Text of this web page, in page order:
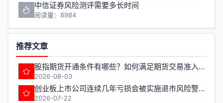
中信证券风险测评需要多长时间
阅读量：8984
推荐文章
股指期货开通条件有哪些？如何满足期货交易准入要求？
2026-08-03
创业板上市公司连续几年亏损会被实施退市风险警示
2026-07-22